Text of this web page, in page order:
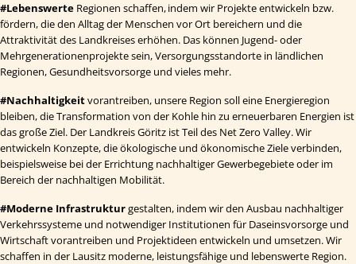
#Lebenswerte Regionen schaffen, indem wir Projekte entwickeln bzw.
fördern, die den Alltag der Menschen vor Ort bereichern und die
Attraktivität des Landkreises erhöhen. Das können Jugend- oder
Mehrgenerationenprojekte sein, Versorgungsstandorte in ländlichen
Regionen, Gesundheitsvorsorge und vieles mehr.
#Nachhaltigkeitvorantreiben, unsere Region soll eine Energieregion
bleiben, die Transformation von der Kohle hin zu erneuerbaren Energien ist
das große Ziel. Der Landkreis Göritz ist Teil des Net Zero Valley. Wir
entwickeln Konzepte, die ökologische und ökonomische Ziele verbinden,
beispielsweise bei der Errichtung nachhaltiger Gewerbegebiete oder im
Bereich der nachhaltigen Mobilität.
#Moderne Infrastrukturgestalten, indem wir den Ausbau nachhaltiger
Verkehrssysteme und notwendiger Institutionen für Daseinsvorsorge und
Wirtschaft vorantreiben und Projektideen entwickeln und umsetzen. Wir
schaffen in der Lausitz moderne, leistungsfähige und lebenswerte Region.